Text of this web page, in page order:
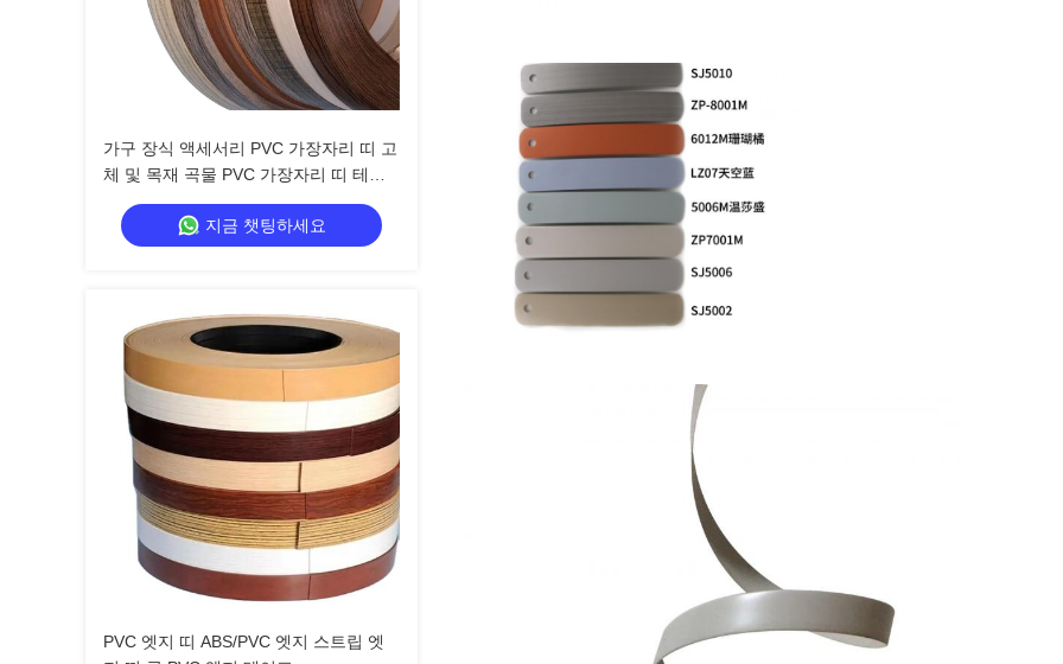
가구 장식 액세서리 PVC 가장자리 띠 고
체 및 목재 곡물 PVC 가장자리 띠 테이
프 플라스틱 테이블 가장자리 트림
지금 챗팅하세요
PVC 엣지 띠 ABS/PVC 엣지 스트립 엣